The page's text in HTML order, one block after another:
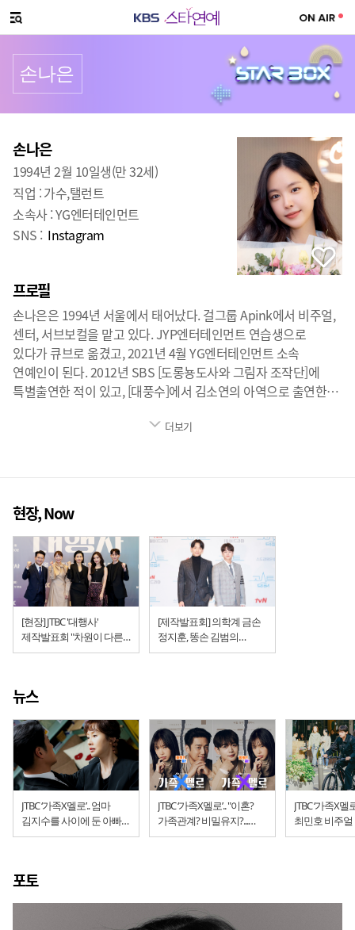
메뉴 열기
손나은
프로필
손나은
1994년 2월 10일생(만 32세)
직업 :가수,탤런트
소속사 :YG엔터테인먼트
SNS : Instagram
프로필
손나은은 1994년 서울에서 태어났다. 걸그룹 Apink에서 비주얼,
센터, 서브보컬을 맡고 있다. JYP엔터테인먼트 연습생으로
있다가 큐브로 옮겼고, 2021년 4월 YG엔터테인먼트 소속
연예인이 된다. 2012년 SBS [도롱뇽도사와 그림자 조작단]에
특별출연한 적이 있고, [대풍수]에서 김소연의 아역으로 출연한다.
tvN드라마 [고스트 닥터]에서 오수정 역으로 출연한다. 손나은은
더보기
현장, Now
[현장] JTBC '대행사'
제작발표회 "차원이 다른
광고꾼들의 이야기,
[제작발표회] 의학계 금손
정지훈, 똥손 김범의
유쾌한 악연 '고스트 닥터'
뉴스
JTBC ‘가족X멜로’.. 엄마
김지수를 사이에 둔 아빠
지진희-딸 손나은
JTBC ‘가족X멜로’.. "이혼?
가족관계? 비밀유지?...
도장 찍어!"
JTBC ‘가족X멜
최민호 비주
포토